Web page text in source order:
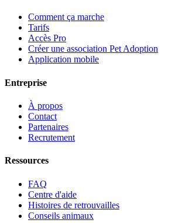
Comment ça marche
Tarifs
Accès Pro
Créer une association Pet Adoption
Application mobile
Entreprise
À propos
Contact
Partenaires
Recrutement
Ressources
FAQ
Centre d'aide
Histoires de retrouvailles
Conseils animaux